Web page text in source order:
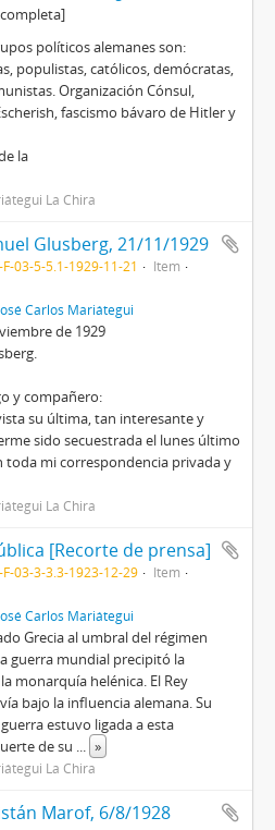
políticos alemanes son:
populistas, católicos, demócratas,
Organización Cónsul,
fascismo bávaro de Hitler y
la
La Chira
Glusberg, 21/11/1929
F-03-5-5.1-1929-11-21
Item
Carlos Mariátegui
de 1929
y compañero:
su última, tan interesante y
sido secuestrada el lunes último
toda mi correspondencia privada y
La Chira
[Recorte de prensa]
F-03-3-3.3-1923-12-29
Item
Carlos Mariátegui
Grecia al umbral del régimen
guerra mundial precipitó la
monarquía helénica. El Rey
bajo la influencia alemana. Su
estuvo ligada a esta
de su ... »
La Chira
Marof, 6/8/1928